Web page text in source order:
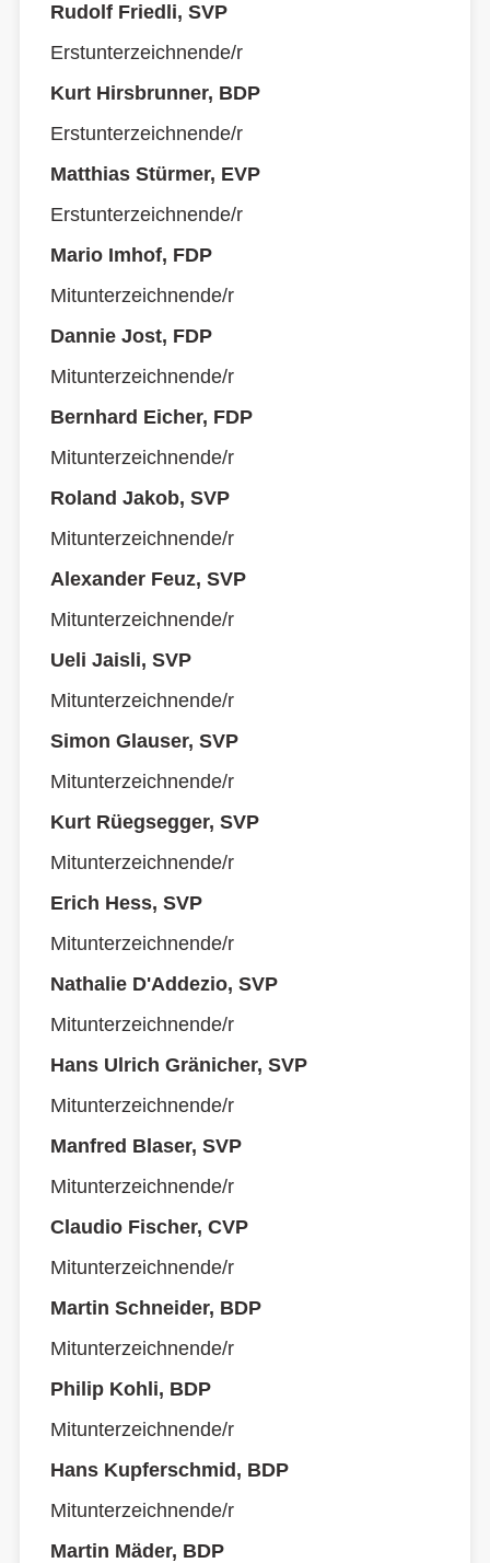
Rudolf Friedli, SVP
Erstunterzeichnende/r
Kurt Hirsbrunner, BDP
Erstunterzeichnende/r
Matthias Stürmer, EVP
Erstunterzeichnende/r
Mario Imhof, FDP
Mitunterzeichnende/r
Dannie Jost, FDP
Mitunterzeichnende/r
Bernhard Eicher, FDP
Mitunterzeichnende/r
Roland Jakob, SVP
Mitunterzeichnende/r
Alexander Feuz, SVP
Mitunterzeichnende/r
Ueli Jaisli, SVP
Mitunterzeichnende/r
Simon Glauser, SVP
Mitunterzeichnende/r
Kurt Rüegsegger, SVP
Mitunterzeichnende/r
Erich Hess, SVP
Mitunterzeichnende/r
Nathalie D'Addezio, SVP
Mitunterzeichnende/r
Hans Ulrich Gränicher, SVP
Mitunterzeichnende/r
Manfred Blaser, SVP
Mitunterzeichnende/r
Claudio Fischer, CVP
Mitunterzeichnende/r
Martin Schneider, BDP
Mitunterzeichnende/r
Philip Kohli, BDP
Mitunterzeichnende/r
Hans Kupferschmid, BDP
Mitunterzeichnende/r
Martin Mäder, BDP